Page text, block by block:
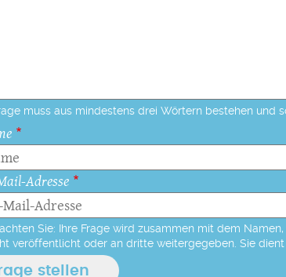
muss aus mindestens drei Wörtern bestehen und
Adresse
Sie: Ihre Frage wird zusammen mit dem
veröffentlicht oder an dritte weitergegeben. Sie